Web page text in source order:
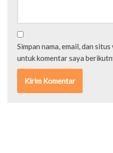
Simpan nama, email, dan
untuk komentar saya